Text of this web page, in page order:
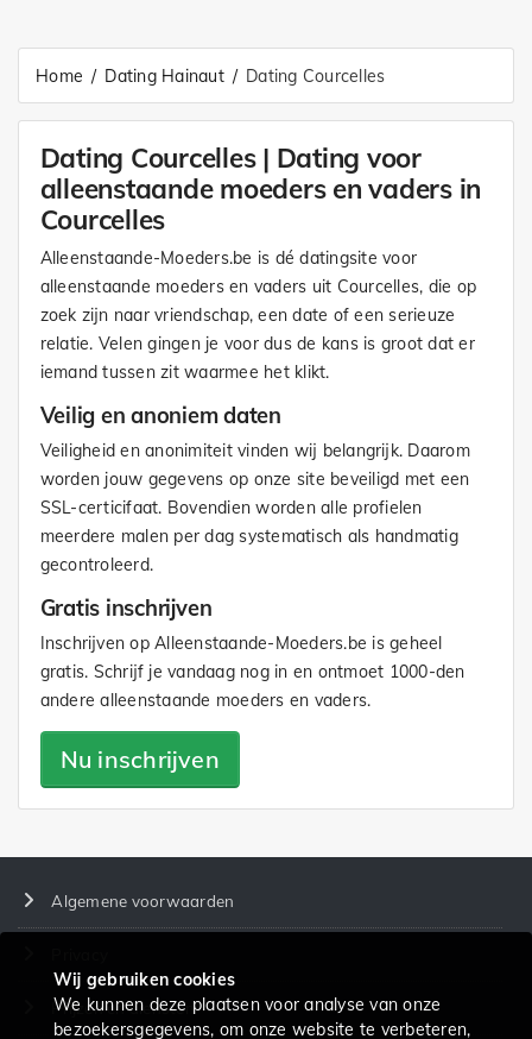
Home Dating Hainaut Dating Courcelles
Dating Courcelles | Dating voor
alleenstaande moeders en vaders in
Courcelles
Alleenstaande-Moeders.be is dé datingsite voor
alleenstaande moeders en vaders uit Courcelles, die op
zoek zijn naar vriendschap, een date of een serieuze
relatie. Velen gingen je voor dus de kans is groot dat er
iemand tussen zit waarmee het klikt.
Veilig en anoniem daten
Veiligheid en anonimiteit vinden wij belangrijk. Daarom
worden jouw gegevens op onze site beveiligd met een
SSL-certicifaat. Bovendien worden alle profielen
meerdere malen per dag systematisch als handmatig
gecontroleerd.
Gratis inschrijven
Inschrijven op Alleenstaande-Moeders.be is geheel
gratis. Schrijf je vandaag nog in en ontmoet 1000-den
andere alleenstaande moeders en vaders.
Nu inschrijven
Algemene voorwaarden
Prijzen en diensten
Wij gebruiken cookies
We kunnen deze plaatsen voor analyse van onze
bezoekersgegevens, om onze website te verbeteren,